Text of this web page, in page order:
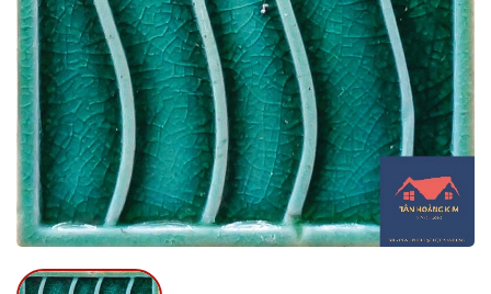
Mã giảm giá:
Ngày hết hạn:
Điều kiện: